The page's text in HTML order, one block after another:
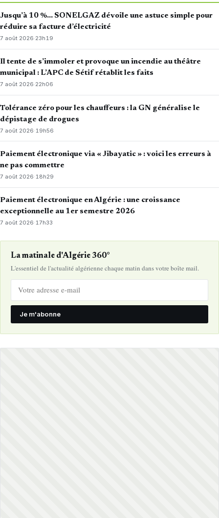
Jusqu’à 10 %… SONELGAZ dévoile une astuce simple pour
réduire sa facture d’électricité
7 août 2026·23h19
Il tente de s’immoler et provoque un incendie au théâtre
municipal : L’APC de Sétif rétablit les faits
7 août 2026·22h06
Tolérance zéro pour les chauffeurs : la GN généralise le
dépistage de drogues
7 août 2026· 19h56
Paiement électronique via « Jibayatic » : voici les erreurs à
ne pas commettre
7 août 2026·18h29
Paiement électronique en Algérie : une croissance
exceptionnelle au 1er semestre 2026
7 août 2026·17h33
La matinale d'Algérie 360°
L'essentiel de l'actualité algérienne chaque matin dans votre boîte mail.
Je m'abonne